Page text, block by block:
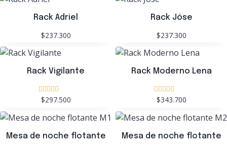
Rack Adriel
$237.300
Rack Jóse
$237.300
Rack Vigilante
Valorado
de 5
$297.500
Rack Moderno Lena
Valorado
de 5
$343.700
Mesa de noche flotante
Mesa de noche flotante